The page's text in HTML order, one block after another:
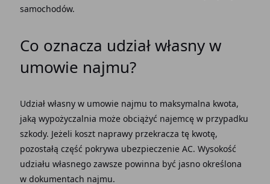
samochodów.
Co oznacza udział własny w
umowie najmu?
Udział własny wumowie najmu to maksymalna kwota,
jaką wypożyczalnia może obciążyć najemcę w przypadku
szkody. Jeżeli koszt naprawy przekracza tę kwotę,
pozostałą część pokrywa ubezpieczenie AC. Wysokość
udziału własnego zawsze powinna być jasno określona
w dokumentach najmu.